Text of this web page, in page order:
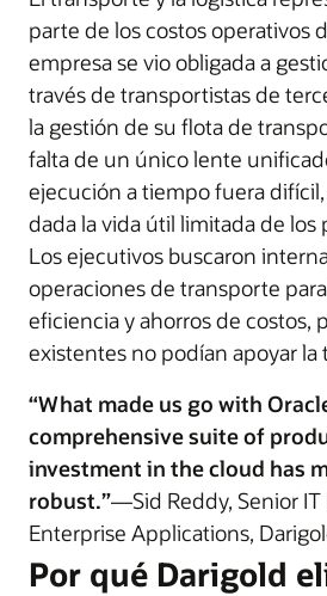
parte de los costos operativos
empresa se vio obligada a
través de transportistas de
la gestión de su flota de
falta de un único lente
ejecución a tiempo fuera
dada la vida útil limitada de los
Los ejecutivos buscaron
operaciones de transporte
eficiencia y ahorros de costos,
existentes no podían apoyar la
“What made us go with
comprehensive suite of
investment in the cloud has
robust.”—Sid Reddy, Senior
Enterprise Applications,
Por qué Darigold